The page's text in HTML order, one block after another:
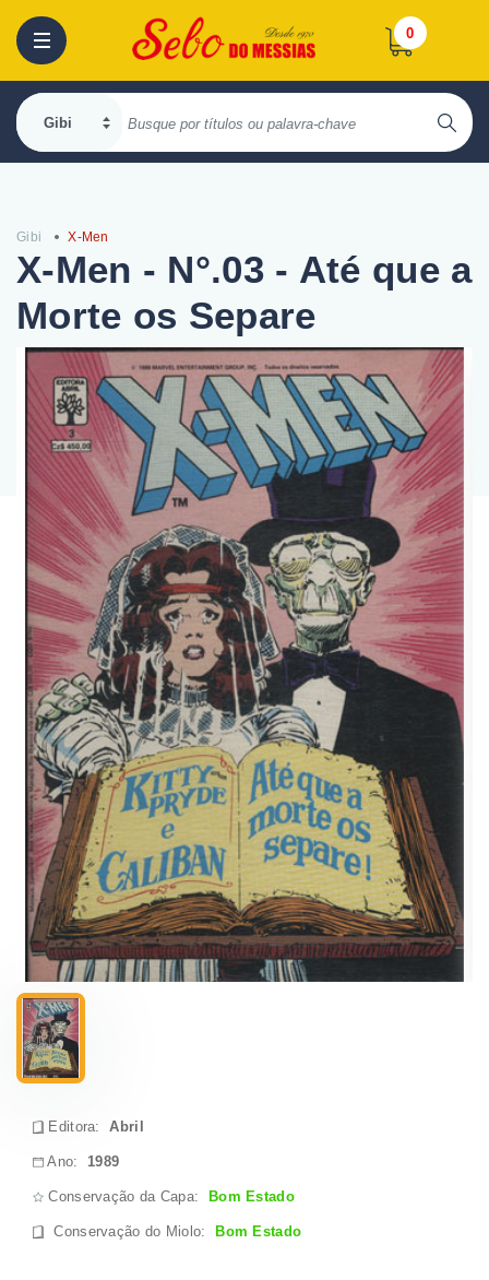
0
Gibi X-Men
X-Men - N°.03 - Até que a
Morte os Separe
Editora:Abril
Ano: 1989
Conservação da Capa: Bom Estado
Conservação do Miolo:Bom Estado